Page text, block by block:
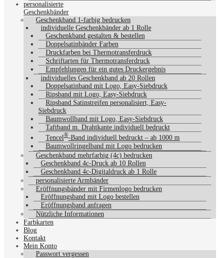
personalisierte
Geschenkbänder
Geschenkband 1-farbig bedrucken
individuelle Geschenkbänder ab 1 Rolle
Geschenkband gestalten & bestellen
Doppelsatinbänder Farben
Druckfarben bei Thermotransferdruck
Schriftarten für Thermotransferdruck
Empfehlungen für ein gutes Druckergebnis
individuelles Geschenkband ab 20 Rollen
Doppelsatinband mit Logo, Easy-Siebdruck
Ripsband mit Logo, Easy-Siebdruck
Ripsband Satinstreifen personalisiert, Easy-
Siebdruck
Baumwollband mit Logo, Easy-Siebdruck
Taftband m. Drahtkante individuell bedruckt
Tencel®-Band individuell bedruckt – ab 1000 m
Baumwollringelband mit Logo bedrucken
Geschenkband mehrfarbig (4c) bedrucken
Geschenkband 4c-Druck ab 10 Rollen
Geschenkband 4c-Digitaldruck ab 1 Rolle
personalisierte Armbänder
Eröffnungsbänder mit Firmenlogo bedrucken
Eröffnungsband mit Logo bestellen
Eröffnungsband anfragen
Nützliche Informationen
Farbkarten
Blog
Kontakt
Mein Konto
Passwort vergessen